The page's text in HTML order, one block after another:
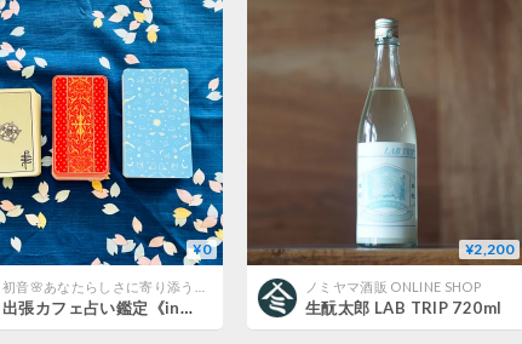
¥0
出張カフェ占い鑑定《in滋賀》申込み方法はこちら！
¥2,200
ノミヤマ酒販 ONLINE SHOP
生酛太郎 LAB TRIP 720ml